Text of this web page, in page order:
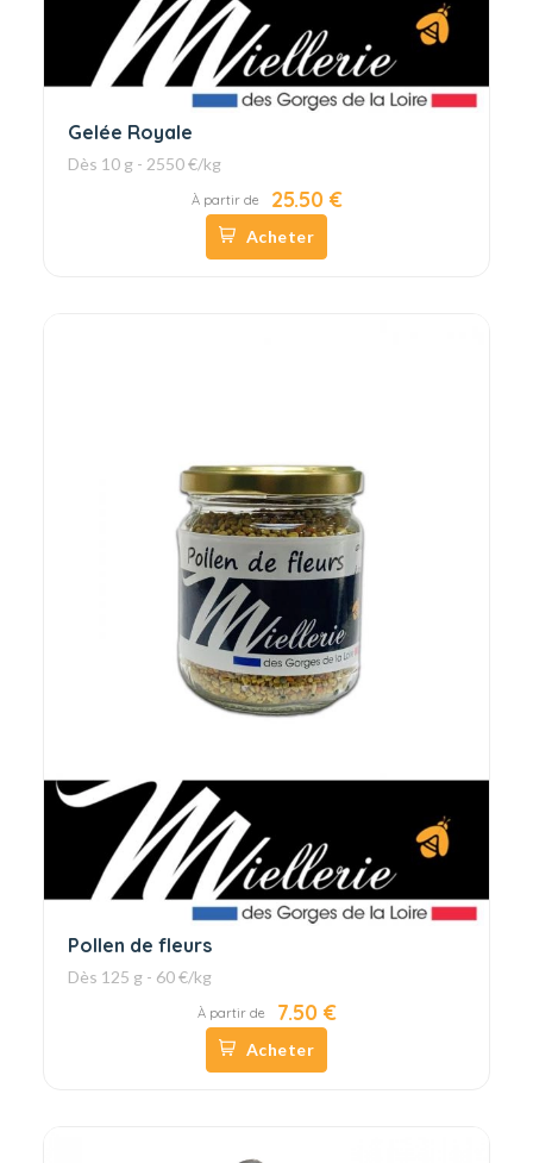
Gelée Royale
Dès 10 g - 2550 €/kg
À partir de 25.50 €
Acheter
Pollen de fleurs
Dès 125 g - 60 €/kg
À partir de 7.50 €
Acheter